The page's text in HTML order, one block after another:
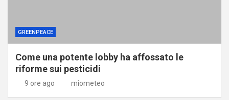
GREENPEACE
Come una potente lobby ha affossato le
riforme sui pesticidi
9 ore ago miometeo